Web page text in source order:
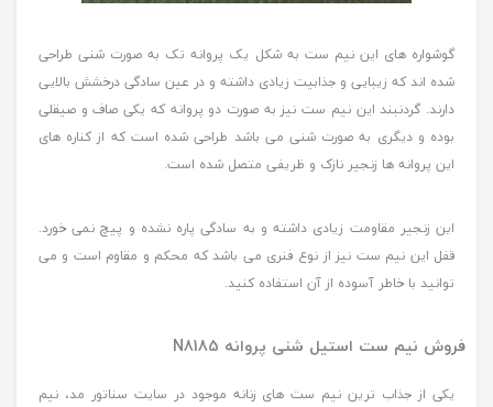
گوشواره های این نیم ست به شکل یک پروانه تک به صورت شنی طراحی
شده اند که زیبایی و جذابیت زیادی داشته و در عین سادگی درخشش بالایی
دارند. گردنبند این نیم ست نیز به صورت دو پروانه که یکی صاف و صیقلی
بوده و دیگری به صورت شنی می باشد طراحی شده است که از کناره های
این پروانه ها زنجیر نازک و ظریفی متصل شده است.
این زنجیر مقاومت زیادی داشته و به سادگی پاره نشده و پیچ نمی خورد.
قفل این نیم ست نیز از نوع فنری می باشد که محکم و مقاوم است و می
توانید با خاطر آسوده از آن استفاده کنید.
فروش نیم ست استیل شنی پروانه N8185
یکی از جذاب ترین نیم ست های زنانه موجود در سایت سناتور مد، نیم